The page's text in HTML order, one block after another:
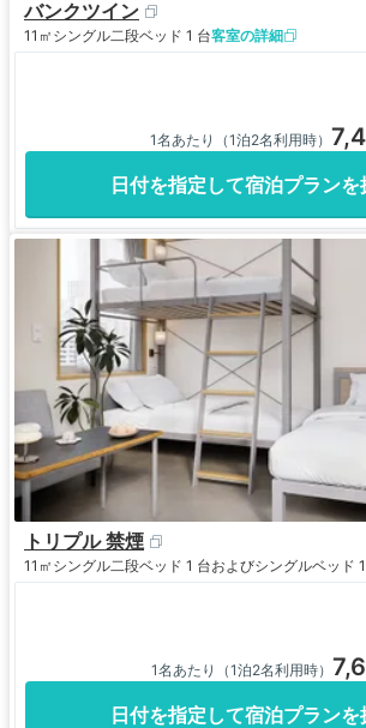
バンクツイン
11㎡ シングル二段ベッド 1 台客室の詳細
1名あたり（1泊2名利用時）
日付を指定して宿泊プランを
トリプル 禁煙
11㎡ シングル二段ベッド 1 台およびシングルベッド
1名あたり（1泊2名利用時）
日付を指定して宿泊プランを